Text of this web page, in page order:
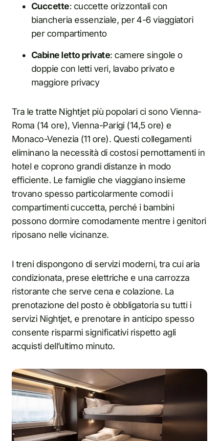
Cuccette: cuccette orizzontali con
biancheria essenziale, per 4-6 viaggiatori
per compartimento
Cabine letto private: camere singole o
doppie con letti veri, lavabo privato e
maggiore privacy
Tra le tratte Nightjet più popolari ci sono Vienna-
Roma (14 ore), Vienna-Parigi (14,5 ore) e
Monaco-Venezia (11 ore). Questi collegamenti
eliminano la necessità di costosi pernottamenti in
hotel e coprono grandi distanze in modo
efficiente. Le famiglie che viaggiano insieme
trovano spesso particolarmente comodi i
compartimenti cuccetta, perché i bambini
possono dormire comodamente mentre i genitori
riposano nelle vicinanze.
I treni dispongono di servizi moderni, tra cui aria
condizionata, prese elettriche e una carrozza
ristorante che serve cena e colazione. La
prenotazione del posto è obbligatoria su tutti i
servizi Nightjet, e prenotare in anticipo spesso
consente risparmi significativi rispetto agli
acquisti dell’ultimo minuto.